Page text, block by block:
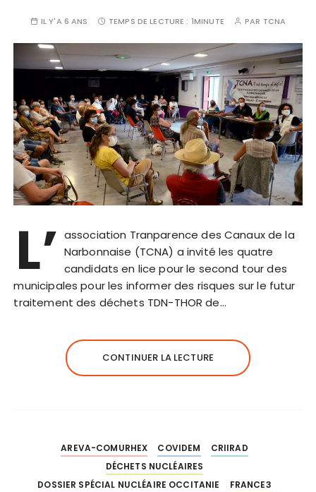
IL Y'A 6 ANS TEMPS DE LECTURE : 1MINUTE PAR TCNA
L’ association Tranparence des Canaux de la
Narbonnaise (TCNA) a invité les quatre
candidats en lice pour le second tour des
municipales pour les informer des risques sur le futur
traitement des déchets TDN-THOR de…
CONTINUER LA LECTURE
AREVA-COMURHEX COVIDEM
CRIIRAD
DÉCHETS NUCLÉAIRES
DOSSIER SPÉCIAL NUCLÉAIRE OCCITANIE
FRANCE3